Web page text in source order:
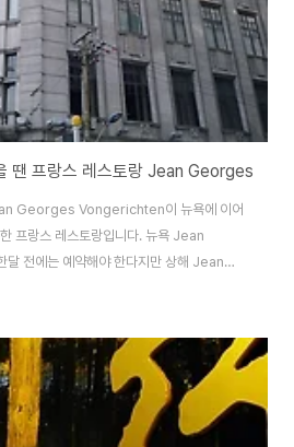
땐 프랑스 레스토랑 Jean Georges
Georges Vongerichten이 뉴욕에 이어
프랑스 레스토랑입니다. 뉴욕 Jean
전에는 예약해야 한다지만 상해 Jean
가능합니다. 상해 Jean Georges는 中山
는 건물 입구입니다. 엘리베이터에서 내리
Jean Georges를 상징하는 문양인가 봅
문양이.. 엘리베이터에서 내려서 들어가면
리로 안내해준다. 점심 시간이라 그런지..